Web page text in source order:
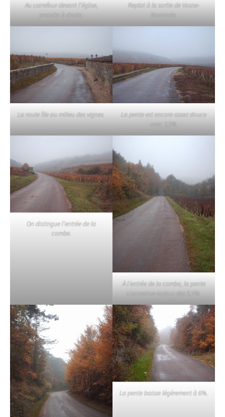
Au carrefour devant l’église,
prendre à droite.
Replat à la sortie de Vosne-
Romanée.
La route file au milieu des vignes.
La pente est encore assez douce
avec 3,5%.
On distingue l’entrée de la
combe.
À l’entrée de la combe, la pente
s’accentue autour des 5,5%.
La pente baisse légèrement à 6%.